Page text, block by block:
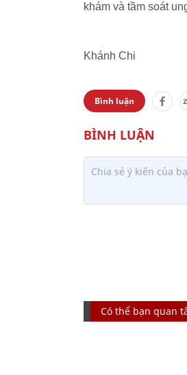
khám và tầm soát
Khánh Chi
Bình luận
Có thể bạn quan